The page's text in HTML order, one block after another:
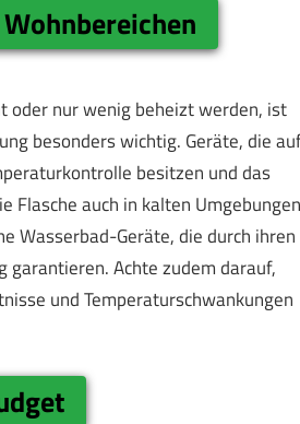
oder nur wenig beheizt werden, ist
besonders wichtig. Geräte, die
besitzen und das
Flasche auch in kalten Umgebungen
Wasserbad-Geräte, die durch ihren
garantieren. Achte zudem darauf,
und Temperaturschwankungen